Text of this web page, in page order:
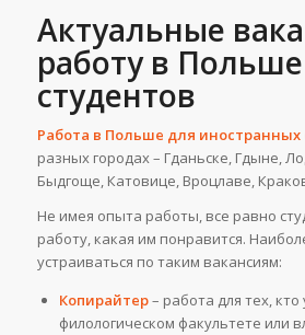
Актуальные
работу в
студентов
Работа в Польше для иностранных
разных городах – Гданьске, Гдыне,
Быдгоще, Катовице, Вроцлаве,
Не имея опыта работы, все равно
работу, какая им понравится.
устраиваться по таким вакансиям:
Копирайтер– работа для тех, кто
филологическом факультете или